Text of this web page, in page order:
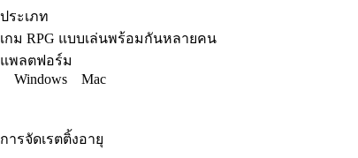
ประเภท
เกม RPG แบบเล่นพร้อมกันหลายคน
แพลตฟอร์ม
Windows
Mac
การจัดเรตติ้งอายุ